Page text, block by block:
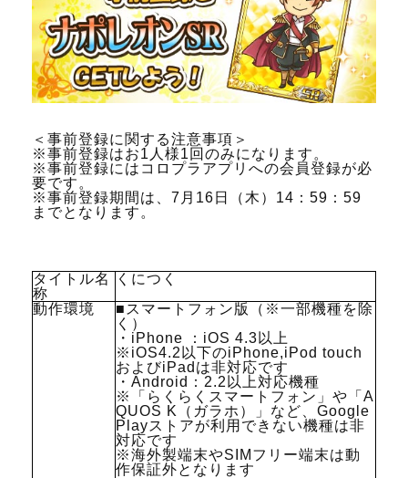
＜事前登録に関する注意事項＞
※事前登録はお1人様1回のみになります。
※事前登録にはコロプラアプリへの会員登録が必
要です。
※事前登録期間は、7月16日（木）14：59：59
までとなります。
タイトル名
称
くにつく
動作環境
■スマートフォン版（※一部機種を除
く）
・iPhone ：iOS 4.3以上
※iOS4.2以下のiPhone,iPod touch
およびiPadは非対応です
・Android：2.2以上対応機種
※「らくらくスマートフォン」や「A
QUOS K（ガラホ）」など、Google
Playストアが利用できない機種は非
対応です
※海外製端末やSIMフリー端末は動
作保証外となります